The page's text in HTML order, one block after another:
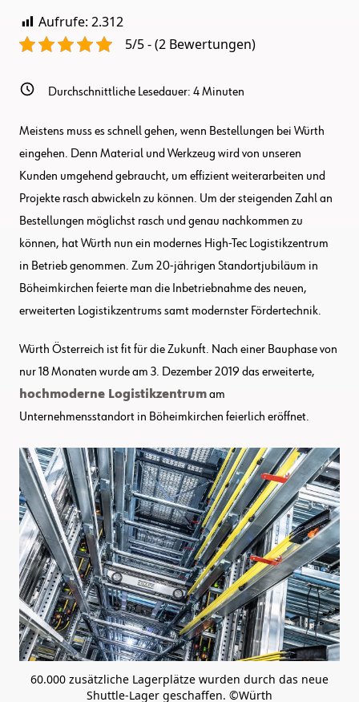
Aufrufe: 2.312
5/5 - (2 Bewertungen)
Durchschnittliche Lesedauer: 4Minuten
Meistens muss es schnell gehen, wenn Bestellungen bei Würth
eingehen. Denn Material und Werkzeug wird von unseren
Kunden umgehend gebraucht, um effizient weiterarbeiten und
Projekte rasch abwickeln zu können. Um der steigenden Zahl an
Bestellungen möglichst rasch und genau nachkommen zu
können, hat Würth nun ein modernes High-Tec Logistikzentrum
in Betrieb genommen. Zum 20-jährigen Standortjubiläum in
Böheimkirchen feierte man die Inbetriebnahme des neuen,
erweiterten Logistikzentrums samt modernster Fördertechnik.
Würth Österreich ist fit für die Zukunft. Nach einer Bauphase von
nur 18 Monaten wurde am 3. Dezember 2019 das erweiterte,
hochmoderne Logistikzentrumam
Unternehmensstandort in Böheimkirchen feierlich eröffnet.
60.000 zusätzliche Lagerplätze wurden durch das neue
Shuttle-Lager geschaffen. ©Würth